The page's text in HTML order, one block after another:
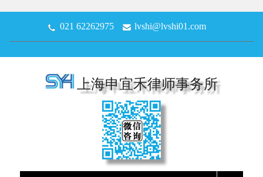
021 62262975 lvshi@lvshi01.com
上海申宜禾律师事务所